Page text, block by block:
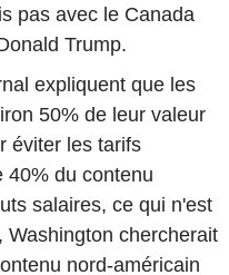
pas avec le Canada
Trump.
expliquent que les
50% de leur valeur
éviter les tarifs
40% du contenu
salaires, ce qui n'est
Washington chercherait
nord-américain